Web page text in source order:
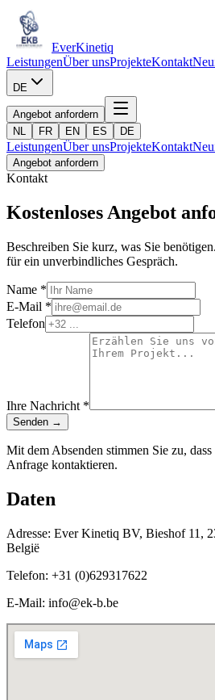
EverKinetiq
LeistungenÜber unsProjekteKontakt
DE
Angebot anfordern
NL
FR EN ES DE
LeistungenÜber unsProjekteKontakt
Angebot anfordern
Kontakt
Kostenloses Angebot
Beschreiben Sie kurz, was Sie
für ein unverbindliches Gespräch.
Name *
E-Mail *
Telefon
Ihre Nachricht *
Senden →
Mit dem Absenden stimmen Sie zu,
Anfrage kontaktieren.
Daten
Adresse: Ever Kinetiq BV, Bieshof 11,
België
Telefon: +31 (0)629317622
E-Mail: info@ek-b.be